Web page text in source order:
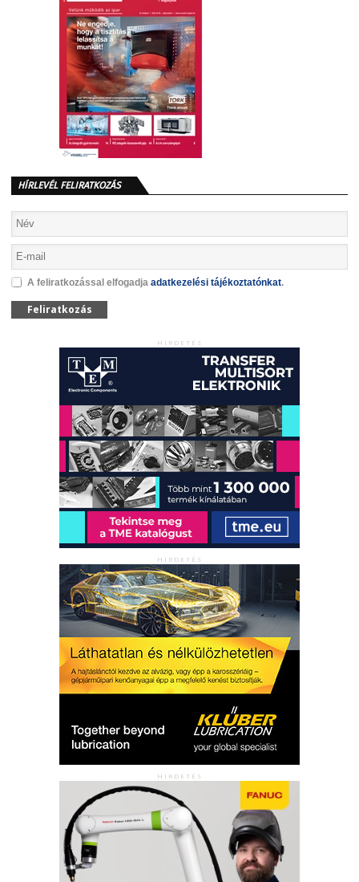
HÍRLEVÉL FELIRATKOZÁS
A feliratkozással elfogadja adatkezelési tájékoztatónkat.
Feliratkozás
HIRDETÉS
HIRDETÉS
HIRDETÉS